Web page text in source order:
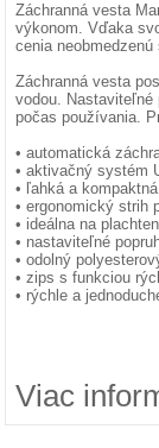
Záchranná vesta
výkonom. Vďaka
cenia
Záchranná vesta
vodou. Nastaviteľné
počas používania.
• automatická
• aktivačný systém
• ľahká a
• ergonomický strih
• ideálna na
• nastaviteľné
• odolný
• zips s funkciou
• rýchle a
Viac